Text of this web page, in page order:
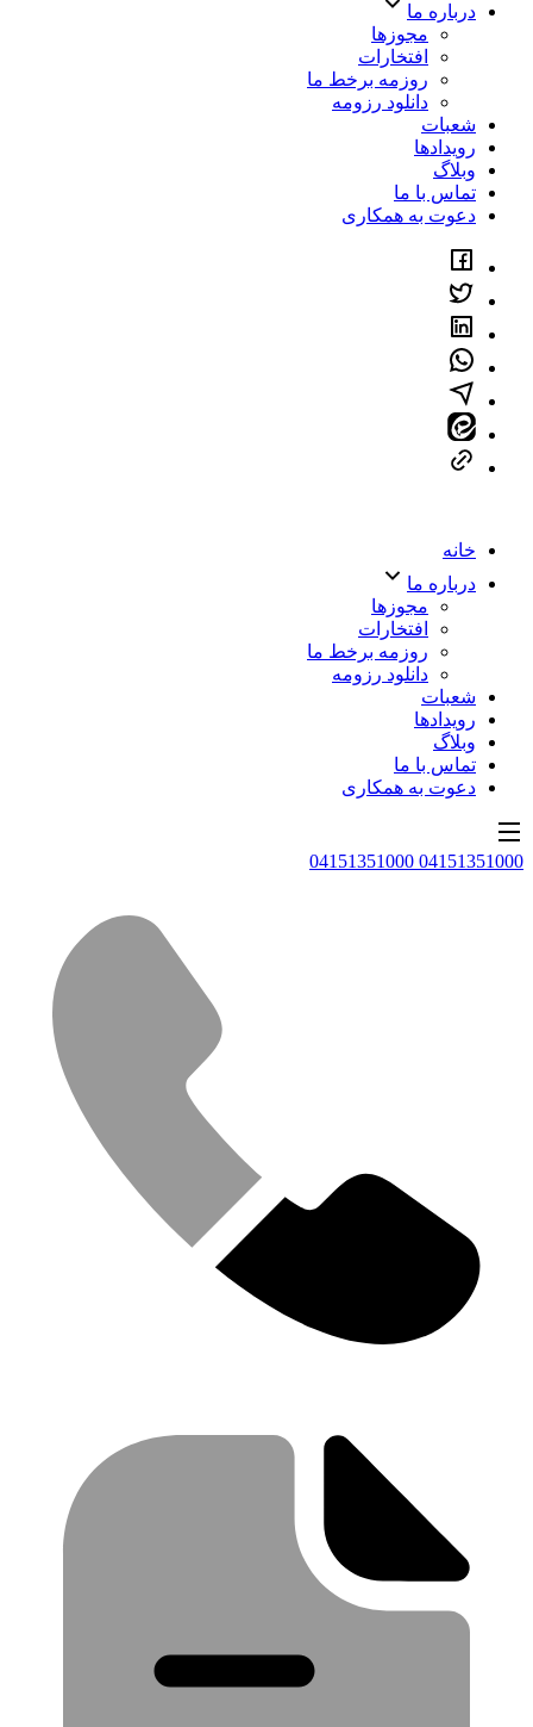
درباره ما
مجوزها
افتخارات
روزمه برخط ما
دانلود رزومه
شعبات
رویدادها
وبلاگ
تماس با ما
دعوت به همکاری
خانه
درباره ما
مجوزها
افتخارات
روزمه برخط ما
دانلود رزومه
شعبات
رویدادها
وبلاگ
تماس با ما
دعوت به همکاری
04151351000
04151351000